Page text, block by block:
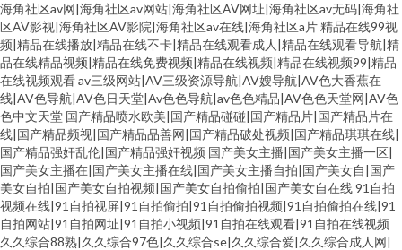
海角社区av网|海角社区av网站|海角社区AV网址|海角社区av无码|海角社
区AV影视|海角社区AV影院|海角社区av在线|海角社区a片精品在线99视
频|精品在线播放|精品在线不卡|精品在线观看成人|精品在线观看导航|精
品在线精品视频|精品在线免费视频|精品在线视频|精品在线视频99|精品
在线视频观看av三级网站|AV三级资源导航|AV嫂导航|AV色大香蕉在
线|AV色导航|AV色日天堂|Av色色导航|av色色精品|AV色色天堂网|AV色
色中文天堂 国产精品喷水欧美|国产精品碰碰|国产精品片|国产精品片在
线|国产精品频视|国产精品品善网|国产精品破处视频|国产精品琪琪在线|
国产精品强奸乱伦|国产精品强奸视频 国产美女主播|国产美女主播一区|
国产美女主播在|国产美女主播在线|国产美女主播自拍|国产美女自|国产
美女自拍|国产美女自拍视频|国产美女自拍偷拍|国产美女自在线91自拍
视频在线|91自拍视屏|91自拍偷拍|91自拍偷拍视频|91自拍偷拍在线|91
自拍网站|91自拍网址|91自拍小视频|91自拍在线观看|91自拍在线视频
久久综合88熟|久久综合97色|久久综合se|久久综合爱|久久综合成人网|